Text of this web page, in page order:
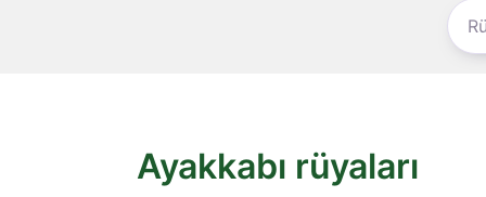
Ayakkabı rüyaları